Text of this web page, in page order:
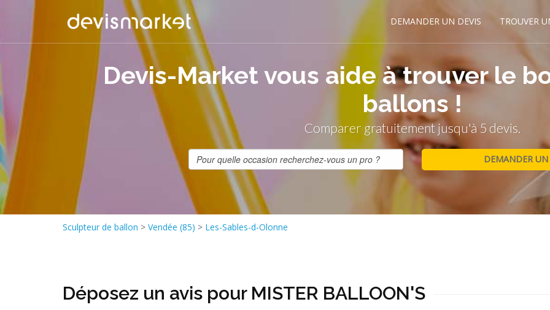
DEMANDER UN DEVIS TROUVER
Devis-Market vous aide à trouver le
ballons !
Comparer gratuitement jusqu'à 5 devis.
Sculpteur de ballon > Vendée (85) > Les-Sables-d-Olonne
Déposez un avis pour MISTER BALLOON'S